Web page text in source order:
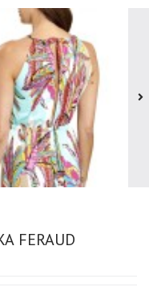
FERAUD